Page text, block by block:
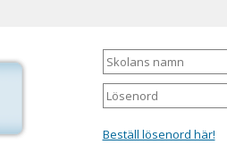
Skolans
namn
Lösenord
Beställ lösenord här!